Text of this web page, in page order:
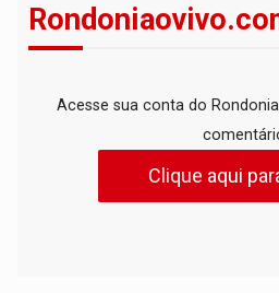
Acesse sua conta do
Clique aqui